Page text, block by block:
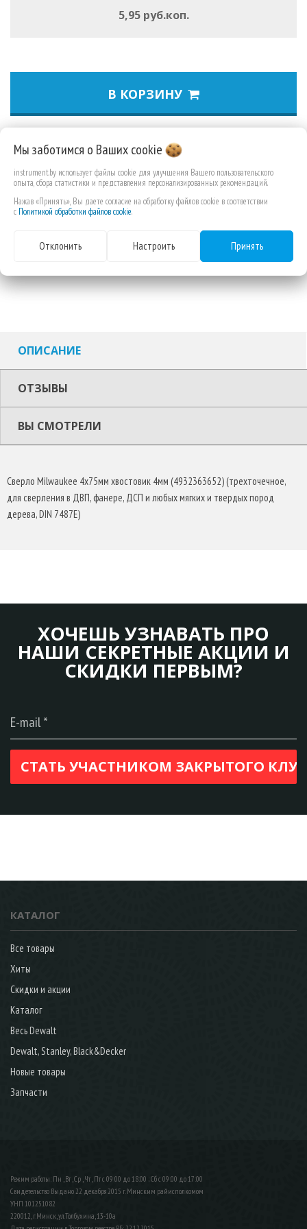
5,95 руб.коп.
В КОРЗИНУ
Для сверления в ДВП, фанере, ДСП и любых мягких и твердых
пород дерева. Изготовлены в соответствии с DIN 7487E
ОПИСАНИЕ
ОТЗЫВЫ
ВЫ СМОТРЕЛИ
Сверло Milwaukee 4х75мм хвостовик 4мм (4932363652) (трехточечное,
для сверления в ДВП, фанере, ДСП и любых мягких и твердых пород
дерева, DIN 7487E)
ХОЧЕШЬ УЗНАВАТЬ ПРО
НАШИ СЕКРЕТНЫЕ АКЦИИ И
СКИДКИ ПЕРВЫМ?
КАТАЛОГ
Все товары
Хиты
Скидки и акции
Каталог
Весь Dewalt
Dewalt, Stanley, Black&Decker
Новые товары
Запчасти
Режим работы: Пн , Вт , Ср , Чт , Пт c 09:00 до 18:00 ; Сб c 09:00 до 17:00
Свидетельство Выдано 22 декабря 2015 г. Минским райисполкомом
УНП 101251082
220012, г.Минск, ул.Толбухина, 13-10а
Мы заботимся о Вашихcookie
instrument.by использует файлы cookie для улучшения Вашего пользовательского
опыта, сбора статистики и представления персонализированных рекомендаций.
Нажав «Принять», Вы даете согласие на обработку файлов cookie в соответствии
с Политикой обработки файлов cookie.
Отклонить Настроить Принять